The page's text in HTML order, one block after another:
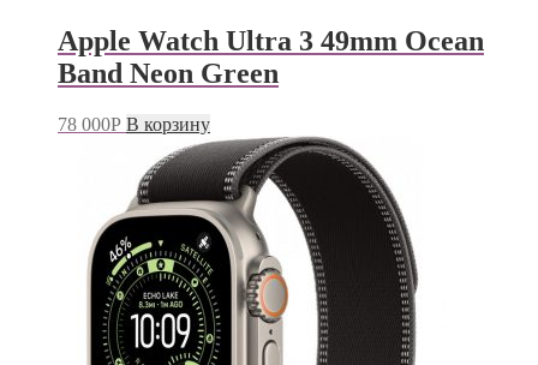
Apple Watch Ultra 3 49mm Ocean
Band Neon Green
78 000Р В корзину